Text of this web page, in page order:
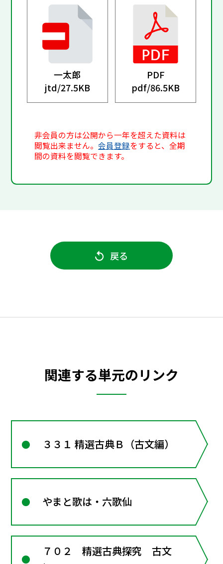
一太郎
jtd/27.5KB
PDF
pdf/86.5KB
非会員の方は公開から一年を超えた資料は
閲覧出来ません。会員登録をすると、全期
間の資料を閲覧できます。
戻る
関連する単元のリンク
３３１ 精選古典Ｂ（古文編）
やまと歌は・六歌仙
７０２ 精選古典探究 古文